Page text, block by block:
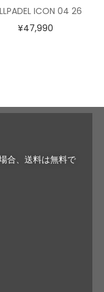
ICON 04 26
¥47,990
合、送料は無料で